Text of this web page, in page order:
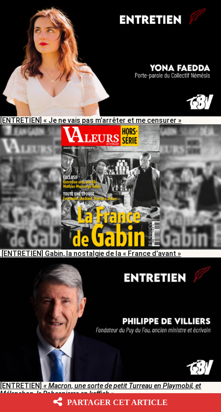
[ENTRETIEN] « Je ne vais pas m’arrêter et me censurer »
[ENTRETIEN] Gabin, la nostalgie de la « France d’avant »
[ENTRETIEN] « Macron, une sorte de petit Turreau en Playmobil, et
Mélenchon, le Robespierre en keffieh »
PARTAGER CET ARTICLE